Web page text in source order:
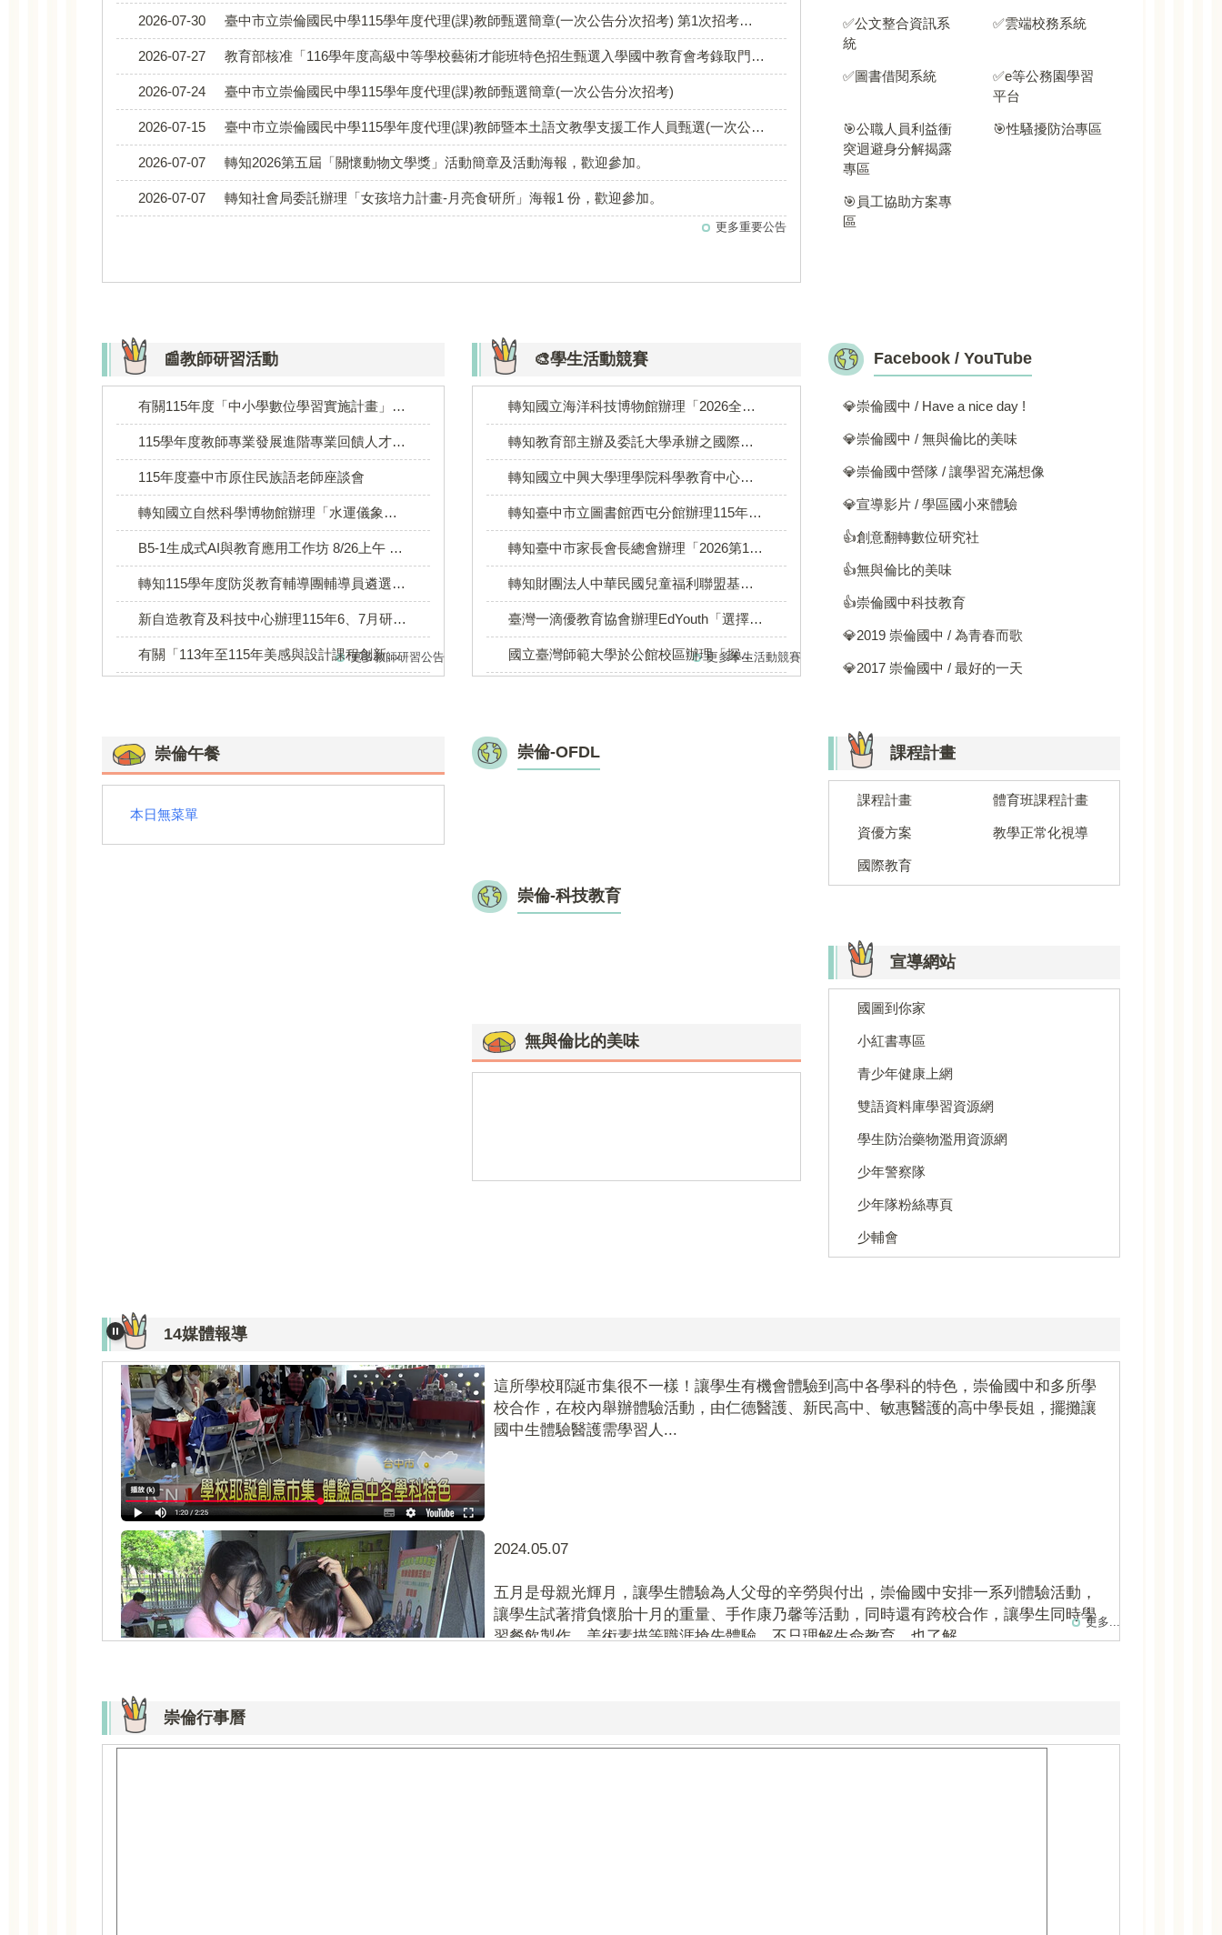
114學年度 第二學期第二次段考優異---二年級
2026-07-30 臺中市立崇倫國民中學115學年度代理(課)教師甄選簡章(一次公告分次招考) 第1次招考無人報名，續辦第2次招考
2026-07-27 教育部核准「116學年度高級中等學校藝術才能班特色招生甄選入學國中教育會考錄取門檻調整申請通過學校一覽表」1份
2026-07-24 臺中市立崇倫國民中學115學年度代理(課)教師甄選簡章(一次公告分次招考)
2026-07-15 臺中市立崇倫國民中學115學年度代理(課)教師暨本土語文教學支援工作人員甄選(一次公告分次招考)第1次招考結果及續辦第2次招考
2026-07-07 轉知2026第五屆「關懷動物文學獎」活動簡章及活動海報，歡迎參加。
2026-07-07 轉知社會局委託辦理「女孩培力計畫-月亮食研所」海報1 份，歡迎參加。
更多重要公告
✅公文整合資訊系
統
✅雲端校務系統
✅圖書借閱系統
✅e等公務園學習
平台
🎯公職人員利益衝
突迴避身分解揭露
專區
🎯性騷擾防治專區
🎯員工協助方案專
區
📰教師研習活動
有關115年度「中小學數位學習實施計畫」跨校聯盟數位學習增能研習-國小3組葫蘆墩國小場次
115學年度教師專業發展進階專業回饋人才培訓課程（開學場次）
115年度臺中市原住民族語老師座談會
轉知國立自然科學博物館辦理「水運儀象臺STEAM專題課程徵集」暨「中小學STEAM專題競賽」
B5-1生成式AI與教育應用工作坊 8/26上午 地點：西屯區何厝國小
轉知115學年度防災教育輔導團輔導員遴選事宜
新自造教育及科技中心辦理115年6、7月研習課程
有關「113年至115年美感與設計課程創新計畫」項下「美感智能閱讀計畫－安妮新115學年度第1學期新進種子教師招募計畫及線上招募說明會案更多教師研習公告
🎨學生活動競賽
轉知國立海洋科技博物館辦理「2026全國學生遙控帆船STEAM創客大賽」
轉知教育部主辦及委託大學承辦之國際科學重要比賽
轉知國立中興大學理學院科學教育中心辦理「2026 國高中暑期營-科技鑑識偵查實戰營」
轉知臺中市立圖書館西屯分館辦理115年度「創意寫作班｜行動與思辨之旅─永續探員行動記事」活動
轉知臺中市家長會長總會辦理「2026第15屆臺中市總會長盃國中小科學創意趣味競賽暨節約用水預防詐騙宣導」
轉知財團法人中華民國兒童福利聯盟基金會「少年+」據點辦理「暑假生涯探索營隊—轉生成為職涯冒險家」事宜
臺灣一滴優教育協會辦理EdYouth「選擇不卡關，未來不迷路：國升高未來導航講座」
國立臺灣師範大學於公館校區辦理「探索地球科學－未來大無限」高中生半日體驗營更多學生活動競賽
Facebook / YouTube
💎崇倫國中 / Have a nice day !
💎崇倫國中 / 無與倫比的美味
💎崇倫國中營隊 / 讓學習充滿想像
💎宣導影片 / 學區國小來體驗
👍創意翻轉數位研究社
👍無與倫比的美味
👍崇倫國中科技教育
💎2019 崇倫國中 / 為青春而歌
💎2017 崇倫國中 / 最好的一天
崇倫午餐
本日無菜單
崇倫-OFDL
崇倫-科技教育
無與倫比的美味
課程計畫
課程計畫 體育班課程計畫
資優方案 教學正常化視導
國際教育
宣導網站
國圖到你家
小紅書專區
青少年健康上網
雙語資料庫學習資源網
學生防治藥物濫用資源網
少年警察隊
少年隊粉絲專頁
少輔會
14媒體報導
校合作，在校內舉辦體驗活動，由仁德醫護、新民高中、敏惠醫護的高中學長姐，擺攤讓
國中生體驗醫護需學習人...
讓學生試著揹負懷胎十月的重量、手作康乃馨等活動，同時還有跨校合作，讓學生同時學
習餐飲製作、美術素描等職涯搶先體驗，不只理解生命教育，也了解...
2023-05-05
更多...
崇倫行事曆